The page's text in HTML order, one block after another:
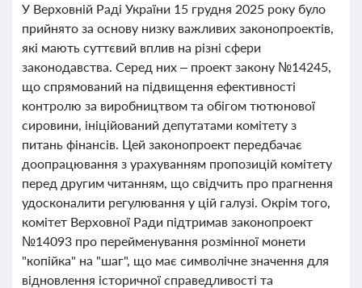
У Верховній Раді України 15 грудня 2025 року було
прийнято за основу низку важливих законопроектів,
які мають суттєвий вплив на різні сфери
законодавства. Серед них – проект закону №14245,
що спрямований на підвищення ефективності
контролю за виробництвом та обігом тютюнової
сировини, ініційований депутатами комітету з
питань фінансів. Цей законопроект передбачає
доопрацювання з урахуванням пропозицій комітету
перед другим читанням, що свідчить про прагнення
удосконалити регулювання у цій галузі. Окрім того,
комітет Верховної Ради підтримав законопроект
№14093 про перейменування розмінної монети
"копійка" на "шаг", що має символічне значення для
відновлення історичної справедливості та